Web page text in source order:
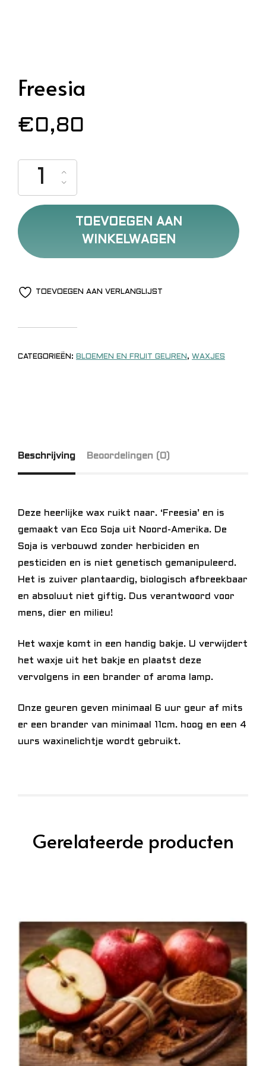
Freesia
€0,80
TOEVOEGEN AAN
WINKELWAGEN
TOEVOEGEN AAN VERLANGLIJST
CATEGORIEËN: BLOEMEN EN FRUIT GEUREN , WAXJES
Beschrijving Beoordelingen (0)
Deze heerlijke wax ruikt naar. ‘Freesia’ en is
gemaakt van Eco Soja uit Noord-Amerika. De
Soja is verbouwd zonder herbiciden en
pesticiden en is niet genetisch gemanipuleerd.
Het is zuiver plantaardig, biologisch afbreekbaar
en absoluut niet giftig. Dus verantwoord voor
mens, dier en milieu!
Het waxje komt in een handig bakje. U verwijdert
het waxje uit het bakje en plaatst deze
vervolgens in een brander of aroma lamp.
Onze geuren geven minimaal 6 uur geur af mits
er een brander van minimaal 11cm. hoog en een 4
uurs waxinelichtje wordt gebruikt.
Gerelateerde producten